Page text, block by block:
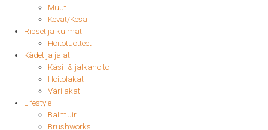
Muut
Kevät/Kesä
Ripset ja kulmat
Hoitotuotteet
Kädet ja jalat
Käsi- & jalkahoito
Hoitolakat
Värilakat
Lifestyle
Balmuir
Brushworks